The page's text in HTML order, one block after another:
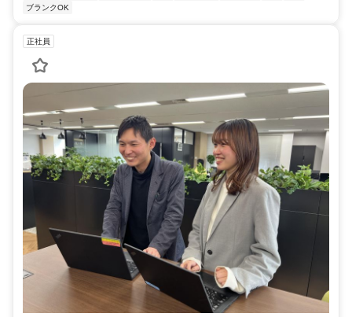
ブランクOK
正社員